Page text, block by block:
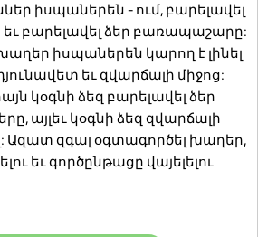
իսպաներեն - ում, բարելավել
բարելավել ձեր բառապաշարը:
իսպաներեն կարող է լինել
եւ զվարճալի միջոց:
կօգնի ձեզ բարելավել ձեր
այլեւ կօգնի ձեզ զվարճալի
Ազատ զգալ օգտագործել խաղեր,
եւ գործընթացը վայելելու